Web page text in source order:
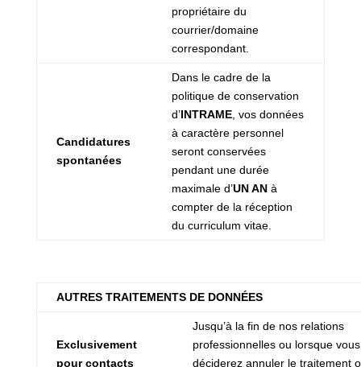
propriétaire du
courrier/domaine
correspondant.
Candidatures
spontanées
Dans le cadre de la
politique de conservation
d’INTRAME, vos données
à caractère personnel
seront conservées
pendant une durée
maximale d’UN AN à
compter de la réception
du curriculum vitae.
AUTRES TRAITEMENTS DE DONNÉES
Exclusivement
pour contacts
Jusqu’à la fin de nos relations
professionnelles ou lorsque vous
déciderez annuler le traitement